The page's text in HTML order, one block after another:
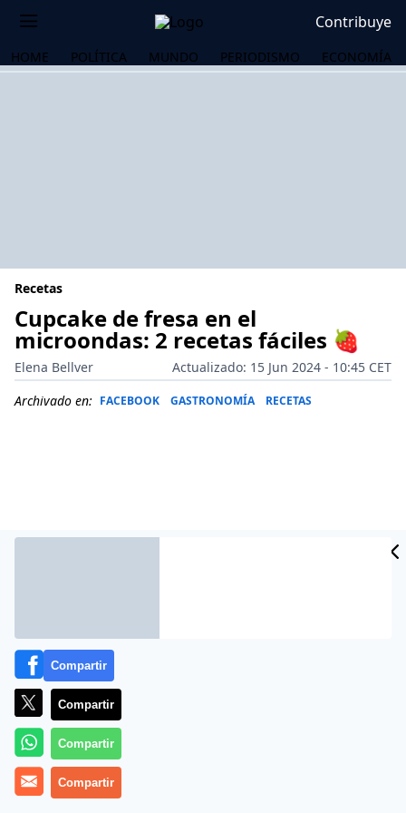
Contribuye
HOME POLÍTICA MUNDO PERIODISMO ECONOMÍA
Recetas
Cupcake de fresa en el
microondas: 2 recetas fáciles 🍓
Elena Bellver
Actualizado: 15 Jun 2024 - 10:45 CET
Archivado en: FACEBOOK GASTRONOMÍA RECETAS
Más información
Compartir
Compartir
Compartir
Compartir